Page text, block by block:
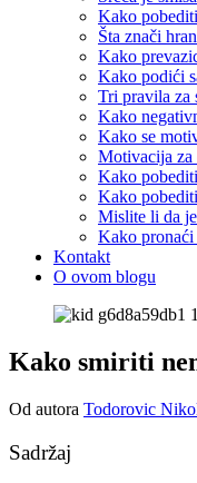
Kako
Šta znači
Kako
Kako podići
Tri pravila za
Kako
Kako se
Motivacija za
Kako
Kako
Mislite li da
Kako
Kontakt
O ovom blogu
Kako smiriti
Od autora Todorovic
Sadržaj